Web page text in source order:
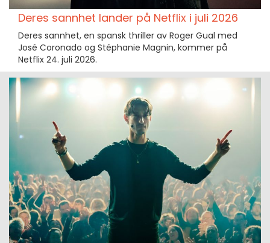
Deres sannhet lander på Netflix i juli 2026
Deres sannhet, en spansk thriller av Roger Gual med
José Coronado og Stéphanie Magnin, kommer på
Netflix 24. juli 2026.